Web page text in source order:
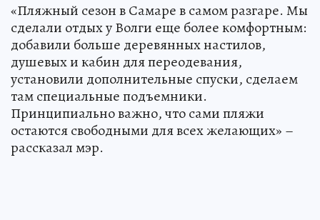
«Пляжный сезон в Самаре в самом разгаре. Мы
сделали отдых у Волги еще более комфортным:
добавили больше деревянных настилов,
душевых и кабин для переодевания,
установили дополнительные спуски, сделаем
там специальные подъемники.
Принципиально важно, что сами пляжи
остаются свободными для всех желающих» –
рассказал мэр.